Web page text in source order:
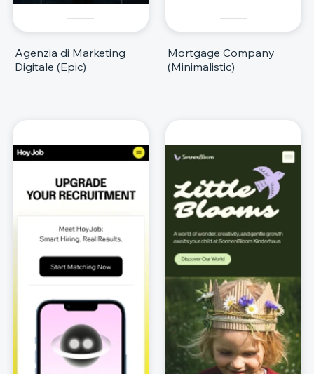
Agenzia di Marketing
Digitale (Epic)
Mortgage Company
(Minimalistic)